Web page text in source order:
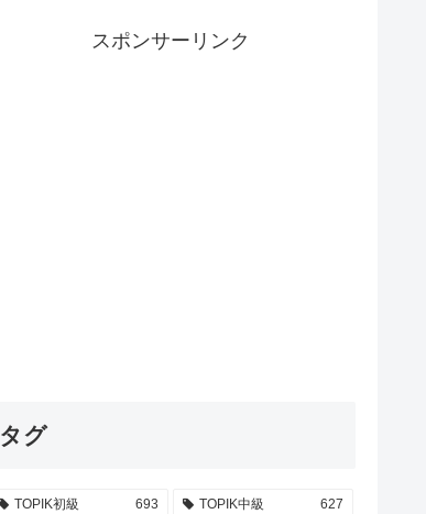
スポンサーリンク
タグ
TOPIK初級 693 TOPIK中級 627